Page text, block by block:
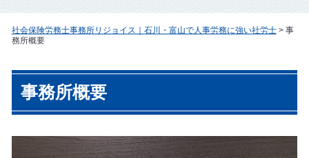
社会保険労務士事務所リジョイス｜石川・富山で人事労務に強い社労士> 事
務所概要
事務所概要